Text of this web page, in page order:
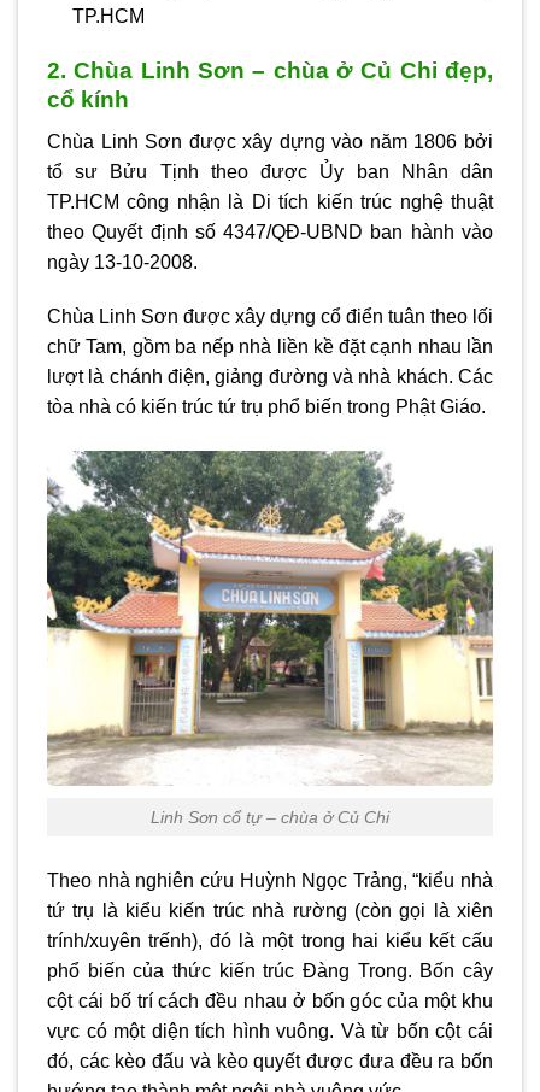
TP.HCM
2. Chùa Linh Sơn – chùa ở Củ Chi đẹp,
cổ kính
Chùa Linh Sơn được xây dựng vào năm 1806 bởi
tổ sư Bửu Tịnh theo được Ủy ban Nhân dân
TP.HCM công nhận là Di tích kiến trúc nghệ thuật
theo Quyết định số 4347/QĐ-UBND ban hành vào
ngày 13-10-2008.
Chùa Linh Sơn được xây dựng cổ điển tuân theo lối
chữ Tam, gồm ba nếp nhà liền kề đặt cạnh nhau lần
lượt là chánh điện, giảng đường và nhà khách. Các
tòa nhà có kiến trúc tứ trụ phổ biến trong Phật Giáo.
Linh Sơn cổ tự – chùa ở Củ Chi
Theo nhà nghiên cứu Huỳnh Ngọc Trảng, “kiểu nhà
tứ trụ là kiểu kiến trúc nhà rường (còn gọi là xiên
trính/xuyên trếnh), đó là một trong hai kiểu kết cấu
phổ biến của thức kiến trúc Đàng Trong. Bốn cây
cột cái bố trí cách đều nhau ở bốn góc của một khu
vực có một diện tích hình vuông. Và từ bốn cột cái
đó, các kèo đấu và kèo quyết được đưa đều ra bốn